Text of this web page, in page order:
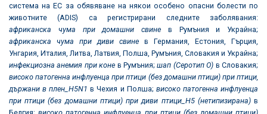
система на ЕС за обявяване на някои особено опасни болести по
животните (ADIS) са регистрирани следните заболявания:
африканска чума при домашни свине в Румъния и Украйна;
африканска чума при диви свине в Германия, Естония, Гърция,
Унгария, Италия, Литва, Латвия, Полша, Румъния, Словакия и Украйна;
инфекциозна анемия при коне в Румъния;шап (Серотип О) в Словакия;
високо патогенна инфлуенца при птици (без домашни птици) при птици,
държани в плен_H5N1 в Чехия и Полша; високо патогенна инфлуенца
при птици (без домашни птици) при диви птици_Н5 (нетипизирана)в